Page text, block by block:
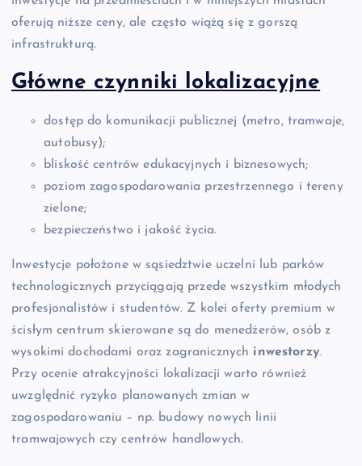
oferują niższe ceny, ale często wiążą się z gorszą
infrastrukturą.
Główne czynniki lokalizacyjne
dostęp do komunikacji publicznej (metro, tramwaje,
autobusy);
bliskość centrów edukacyjnych i biznesowych;
poziom zagospodarowania przestrzennego i tereny
zielone;
bezpieczeństwo i jakość życia.
Inwestycje położone w sąsiedztwie uczelni lub parków
technologicznych przyciągają przede wszystkim młodych
profesjonalistów i studentów. Z kolei oferty premium w
ścisłym centrum skierowane są do menedżerów, osób z
wysokimi dochodami oraz zagranicznych inwestorzy.
Przy ocenie atrakcyjności lokalizacji warto również
uwzględnić ryzyko planowanych zmian w
zagospodarowaniu – np. budowy nowych linii
tramwajowych czy centrów handlowych.